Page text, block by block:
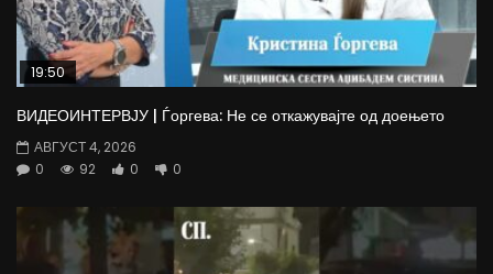
19:50
ВИДЕОИНТЕРВЈУ | Ѓоргева: Не се откажувајте од доењето
АВГУСТ 4, 2026
0
92 0 0